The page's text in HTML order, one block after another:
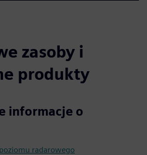
zasoby i
produkty
informacje o
radarowego